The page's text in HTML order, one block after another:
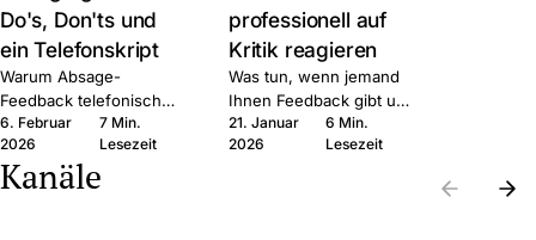
Do's, Don'ts und
ein Telefonskript
Warum Absage-
Feedback telefonisch
besser ist als schriftlich,
was Sie sagen können,
und welche Fehler nach
6. Februar
2026
7 Min.
Lesezeit
professionell auf
Kritik reagieren
Was tun, wenn jemand
Ihnen Feedback gibt und
Sie innerlich auf Abwehr
schalten? Sechs
21. Januar
2026
6 Min.
Lesezeit
Kanäle